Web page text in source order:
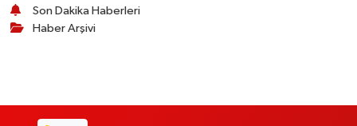
Son Dakika Haberleri
Haber Arşivi